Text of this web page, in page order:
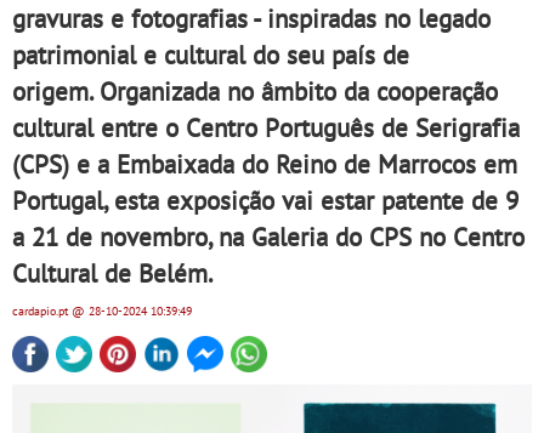
gravuras e fotografias - inspiradas no legado
patrimonial e cultural do seu país de
origem.Organizada no âmbito da cooperação
cultural entre o Centro Português de Serigrafia
(CPS) e a Embaixada do Reino de Marrocos em
Portugal, esta exposição vai estar patente de 9
a 21 de novembro, na Galeria do CPS no Centro
Cultural de Belém.
cardapio.pt@ 28-10-202410:39:49